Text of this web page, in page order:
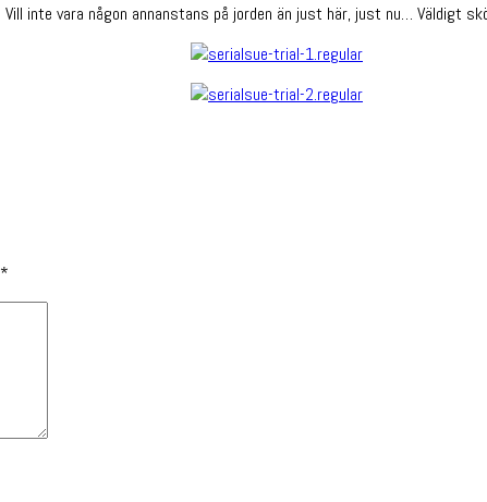
Vill inte vara någon annanstans på jorden än just här, just nu… Väldigt
*